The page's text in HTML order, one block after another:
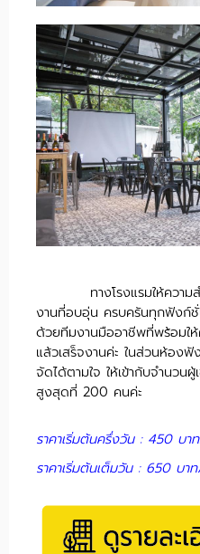
ทางโรงแรมให้ควา
งานที่อบอุ่น ครบครันทุกฟังก์
ด้วยทีมงานมืออาชีพที่พร้อมใ
แล้วเสร็จงานค่ะ ในส่วนห้องฟั
จัดได้ตามใจ ให้เข้ากับจำนวน
สูงสุดที่ 200 คนค่ะ
ราคาเริ่มต้นครึ่งวัน : 450 บา
ราคาเริ่มต้นเต็มวัน : 650 บา